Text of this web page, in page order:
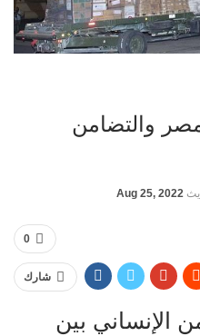
والتضامن
Aug 25, 2022
0
شارك
الإنساني بين